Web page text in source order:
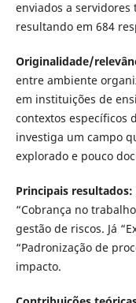
enviados a
resultando em 684
Originalidade/
entre ambiente
em instituições de
contextos específicos
investiga um campo
explorado e pouco
Principais resultados:
“Cobrança no
gestão de riscos. Já
“Padronização de
impacto.